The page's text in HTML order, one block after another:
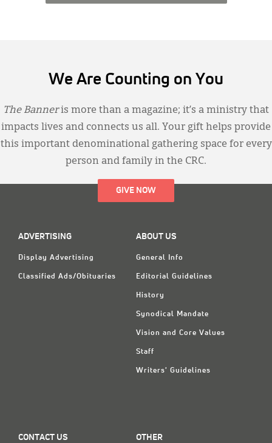
We Are Counting on You
The Banneris more than a magazine; it’s a ministry that
impacts lives and connects us all. Your gift helps provide
this important denominational gathering space for every
person and family in the CRC.
GIVE NOW
ADVERTISING
Display Advertising
Classified Ads/Obituaries
ABOUT US
General Info
Editorial Guidelines
History
Synodical Mandate
Vision and Core Values
Staff
Writers' Guidelines
CONTACT US OTHER